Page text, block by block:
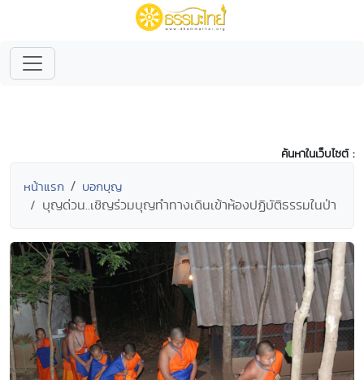
ค้นหาในเว็บไซต์ :
หน้าแรก บอกบุญ
บุญด่วน..เชิญร่วมบุญทำทางเดินเข้าห้องปฏิบัติธรรมในป่า